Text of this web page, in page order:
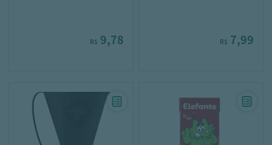
R$ 9,78 R$ 7,99